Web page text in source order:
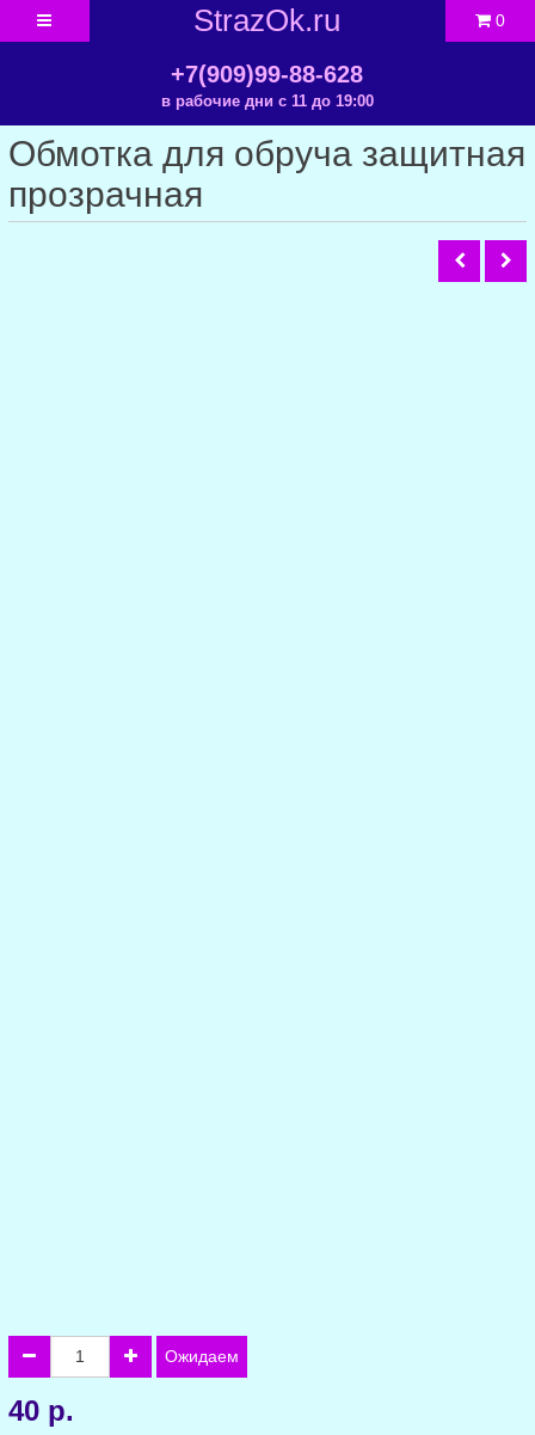
StrazOk.ru
+7(909)99-88-628
в рабочие дни с 11 до 19:00
0
Обмотка для обруча защитная
прозрачная
Ожидаем
40 р.